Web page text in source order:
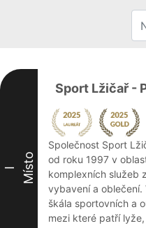
I Místo
Sport Lžičař -
Společnost Sport
od roku 1997 v
komplexních služeb
vybavení a oblečení.
škála sportovních a
mezi které patří lyže,